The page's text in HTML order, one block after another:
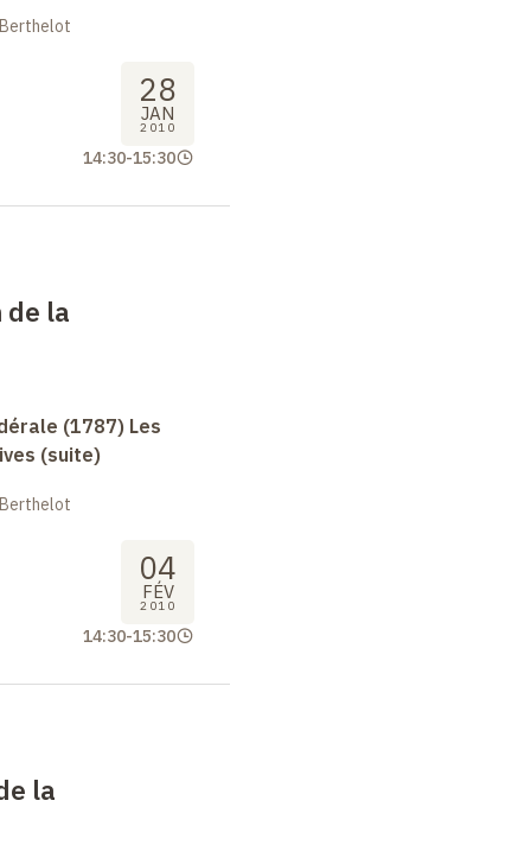
28
JAN
2010
14:30-15:30
de la
(1787) Les
(suite)
04
FÉV
2010
14:30-15:30
la